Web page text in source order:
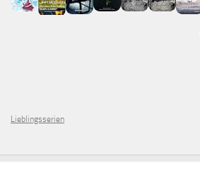
Lieblingsserien